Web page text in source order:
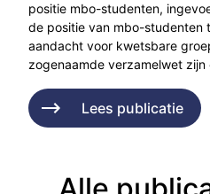
positie mbo-studenten,
de positie van mbo-studenten
aandacht voor kwetsbare
zogenaamde verzamelwet
Lees publicatie